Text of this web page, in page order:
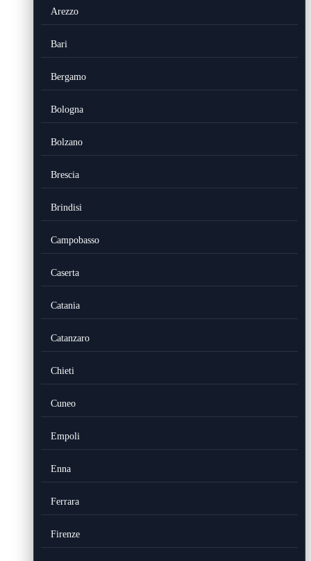
Arezzo
Bari
Bergamo
Bologna
Bolzano
Brescia
Brindisi
Campobasso
Caserta
Catania
Catanzaro
Chieti
Cuneo
Empoli
Enna
Ferrara
Firenze